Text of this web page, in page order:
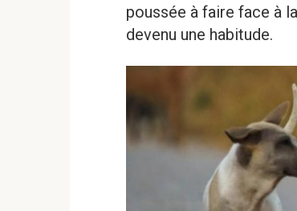
poussée à faire face à
devenu une habitude.